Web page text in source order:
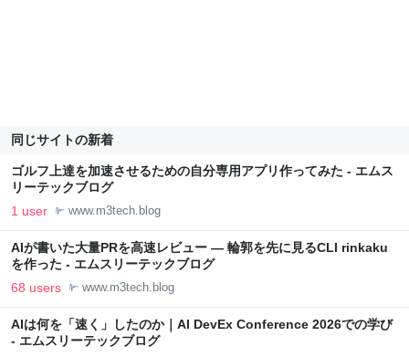
同じサイトの新着
ゴルフ上達を加速させるための自分専用アプリ作ってみた - エムス
リーテックブログ
1 user www.m3tech.blog
AIが書いた大量PRを高速レビュー — 輪郭を先に見るCLI rinkaku
を作った - エムスリーテックブログ
68 users www.m3tech.blog
AIは何を「速く」したのか｜AI DevEx Conference 2026での学び
- エムスリーテックブログ